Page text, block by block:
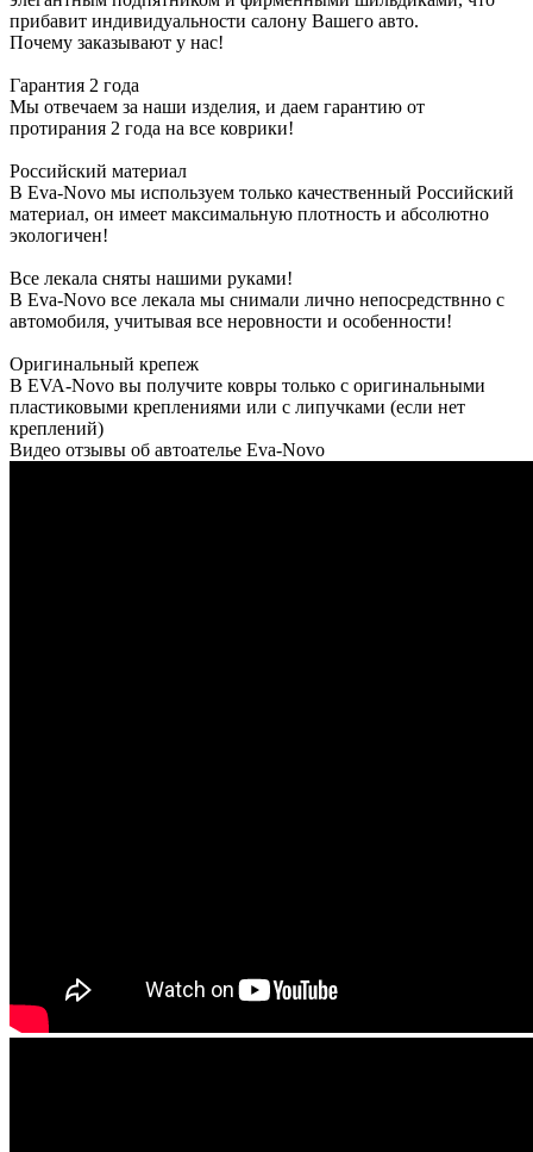
прибавит индивидуальности салону Вашего авто.
Почему заказывают у нас!
Гарантия 2 года
Мы отвечаем за наши изделия, и даем гарантию от
протирания 2 года на все коврики!
Российский материал
В Eva-Novo мы используем только качественный Российский
материал, он имеет максимальную плотность и абсолютно
экологичен!
Все лекала сняты нашими руками!
В Eva-Novo все лекала мы снимали лично непосредствнно с
автомобиля, учитывая все неровности и особенности!
Оригинальный крепеж
В EVA-Novo вы получите ковры только с оригинальными
пластиковыми креплениями или с липучками (если нет
креплений)
Видео отзывы об автоателье Eva-Novo